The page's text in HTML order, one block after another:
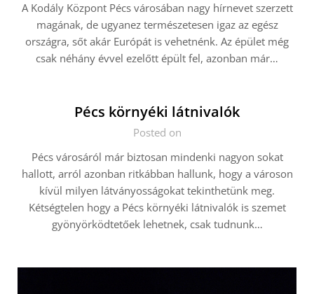
A Kodály Központ Pécs városában nagy hírnevet szerzett
magának, de ugyanez természetesen igaz az egész
országra, sőt akár Európát is vehetnénk. Az épület még
csak néhány évvel ezelőtt épült fel, azonban már…
Pécs környéki látnivalók
Posted on
Pécs városáról már biztosan mindenki nagyon sokat
hallott, arról azonban ritkábban hallunk, hogy a városon
kívül milyen látványosságokat tekinthetünk meg.
Kétségtelen hogy a Pécs környéki látnivalók is szemet
gyönyörködtetőek lehetnek, csak tudnunk…